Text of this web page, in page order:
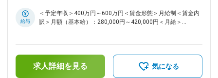
詳細： ・農業資材（肥料、農薬、種苗、パイプハウス、農業
資材等）の販売 ・米穀の集荷および販売業務 ・飼料の販売 ・
扱商品や市場動向の情報提供 ■職務の特徴： ・営業エリアは
村上市、胎内市、新発田市、聖籠町、阿賀野市、新潟市内、県
央地区、魚沼地区等になります。 ・既存のお客様まわりが中
心となりますが、新規顧客開拓も行っていただきます。 ・宿
給与
＜予定年収＞400万円～600万円＜賃金形態＞月給制＜賃金内
訳＞月額（基本給）：280,000円～420,000円＜月給＞
安の金額であり、選考を通じて上下する可能性があります。月
給(月額)は固定手当を含めた表記です。
求人詳細を見る 気になる